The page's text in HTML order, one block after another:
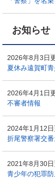
お知らせ
2026年8月3日
夏休み遠賀町
2026年4月1日
不審者情報
2024年1月12
折尾警察署交番
2021年8月30
青少年の犯罪